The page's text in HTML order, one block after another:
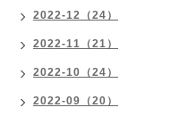
2022-12（24）
2022-11（21）
2022-10（24）
2022-09（20）